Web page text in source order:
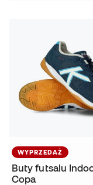
WYPRZEDAŻ
Buty futsalu
Copa